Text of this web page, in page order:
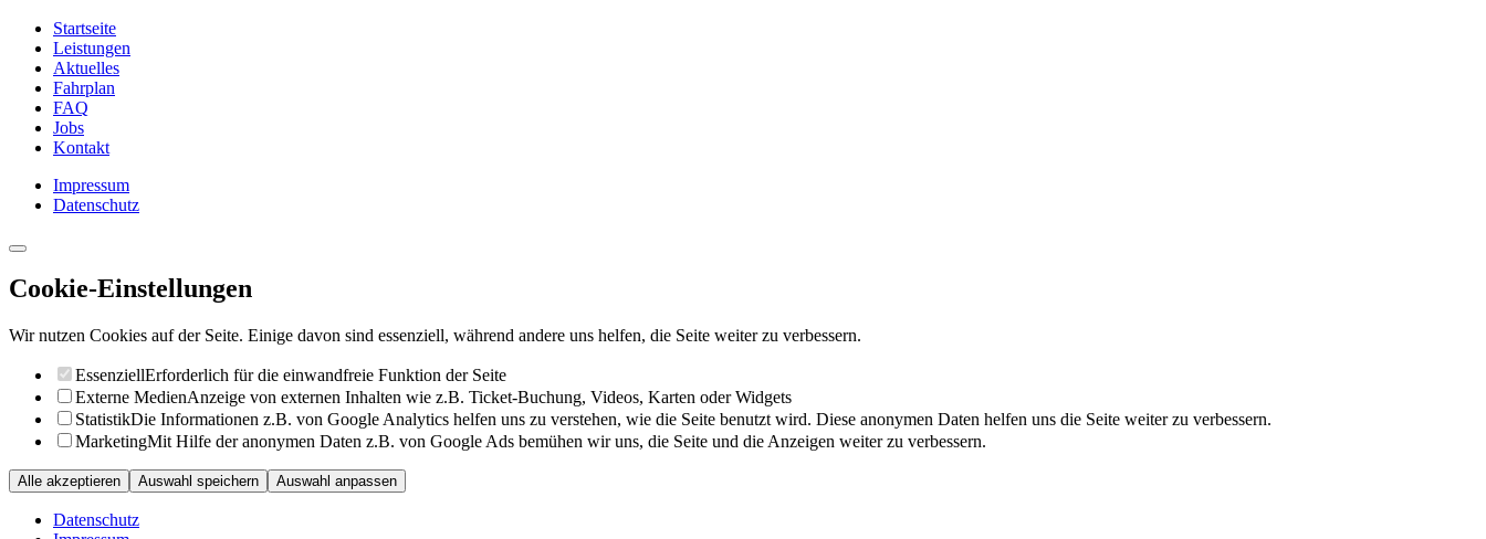
Startseite
Leistungen
Aktuelles
Fahrplan
FAQ
Jobs
Kontakt
Impressum
Datenschutz
Cookie-Einstellungen
Wir nutzen Cookies auf der Seite. Einige davon sind essenziell, während andere uns helfen, die Seite weiter zu verbessern.
EssenziellErforderlich für die einwandfreie Funktion der Seite
Externe MedienAnzeige von externen Inhalten wie z.B. Ticket-Buchung, Videos, Karten oder Widgets
StatistikDie Informationen z.B. von Google Analytics helfen uns zu verstehen, wie die Seite benutzt wird. Diese anonymen Daten helfen uns die Seite weiter zu verbessern.
MarketingMit Hilfe der anonymen Daten z.B. von Google Ads bemühen wir uns, die Seite und die Anzeigen weiter zu verbessern.
Alle akzeptieren Auswahl speichern Auswahl anpassen
Datenschutz